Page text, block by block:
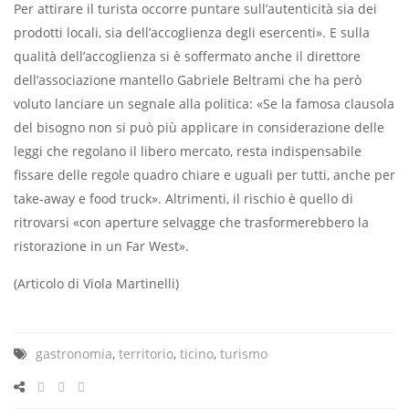
Per attirare il turista occorre puntare sull’autenticità sia dei
prodotti locali, sia dell’accoglienza degli esercenti». E sulla
qualità dell’accoglienza si è soffermato anche il direttore
dell’associazione mantello Gabriele Beltrami che ha però
voluto lanciare un segnale alla politica: «Se la famosa clausola
del bisogno non si può più applicare in considerazione delle
leggi che regolano il libero mercato, resta indispensabile
fissare delle regole quadro chiare e uguali per tutti, anche per
take-away e food truck». Altrimenti, il rischio è quello di
ritrovarsi «con aperture selvagge che trasformerebbero la
ristorazione in un Far West».
(Articolo di Viola Martinelli)
gastronomia, territorio, ticino, turismo